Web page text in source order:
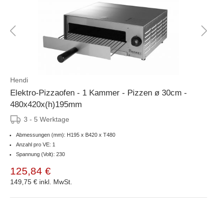
Hendi
Elektro-Pizzaofen - 1 Kammer - Pizzen ø 30cm -
480x420x(h)195mm
3 - 5 Werktage
Abmessungen (mm): H195 x B420 x T480
Anzahl pro VE: 1
Spannung (Volt): 230
125,84 €
149,75 € inkl. MwSt.